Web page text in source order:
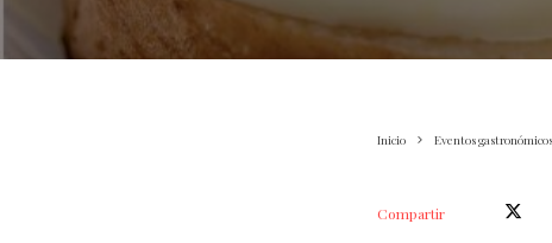
Inicio Eventos gastronómicos
Compartir